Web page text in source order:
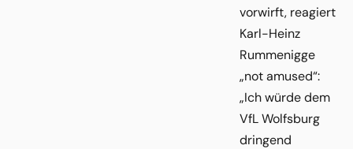
vorwirft, reagiert
Karl-Heinz
Rummenigge
„not amused“:
„Ich würde dem
VfL Wolfsburg
dringend